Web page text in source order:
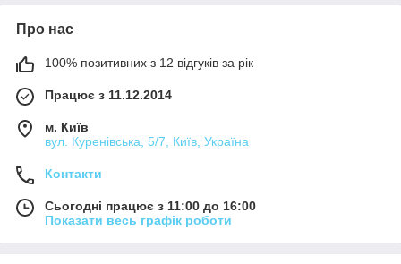
Про нас
100% позитивних з 12 відгуків за рік
Працює з 11.12.2014
м. Київ
вул. Куренівська, 5/7, Київ, Україна
Контакти
Сьогодні працює з 11:00 до 16:00
Показати весь графік роботи